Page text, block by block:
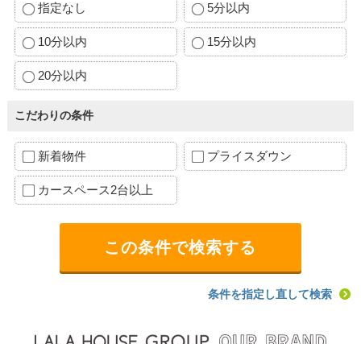
指定なし 5分以内
10分以内 15分以内
20分以内
こだわりの条件
新着物件 プライスダウン
カースペース2台以上
条件を指定し直して検索